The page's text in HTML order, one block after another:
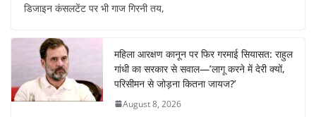
डिजाइन कंसलटेंट पर भी गाज गिरनी तय,
महिला आरक्षण कानून पर फिर गरमाई सियासत: राहुल
गांधी का सरकार से सवाल—’लागू करने में देरी क्यों,
परिसीमन से जोड़ना कितना जायज?’
August 8, 2026